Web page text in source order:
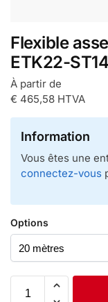
Flexible
ETK22-
À partir de
€ 465,58 HTVA
Information
Vous êtes une
connectez-vous
Options